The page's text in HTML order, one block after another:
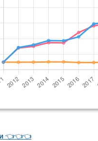
👈👈👈